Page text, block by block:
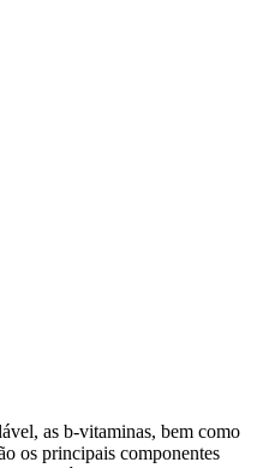
as b-vitaminas, bem como
os principais componentes